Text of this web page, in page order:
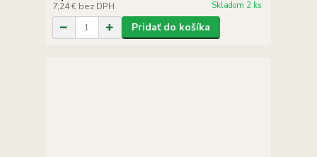
7,24 € bez DPH Skladom 2 ks
Pridať do košíka